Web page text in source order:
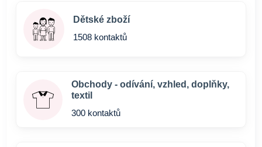
Dětské zboží
1508 kontaktů
Obchody - odívání, vzhled, doplňky,
textil
300 kontaktů